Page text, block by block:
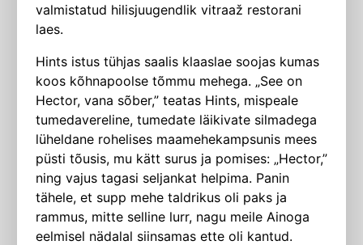
valmistatud hilisjuugendlik vitraaž restorani
laes.
Hints istus tühjas saalis klaaslae soojas kumas
koos kõhnapoolse tõmmu mehega. „See on
Hector, vana sõber,” teatas Hints, mispeale
tumedavereline, tumedate läikivate silmadega
lüheldane rohelises maamehekampsunis mees
püsti tõusis, mu kätt surus ja pomises: „Hector,”
ning vajus tagasi seljankat helpima. Panin
tähele, et supp mehe taldrikus oli paks ja
rammus, mitte selline lurr, nagu meile Ainoga
eelmisel nädalal siinsamas ette oli kantud.